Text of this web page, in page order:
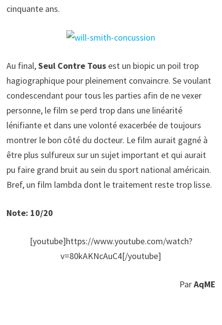
cinquante ans.
Au final,Seul Contre Tousest un biopic un poil trop
hagiographique pour pleinement convaincre. Se voulant
condescendant pour tous les parties afin de ne vexer
personne, le film se perd trop dans une linéarité
lénifiante et dans une volonté exacerbée de toujours
montrer le bon côté du docteur. Le film aurait gagné à
être plus sulfureux sur un sujet important et qui aurait
pu faire grand bruit au sein du sport national américain.
Bref, un film lambda dont le traitement reste trop lisse.
Note: 10/20
[youtube]https://www.youtube.com/watch?
v=80kAKNcAuC4[/youtube]
ParAqME